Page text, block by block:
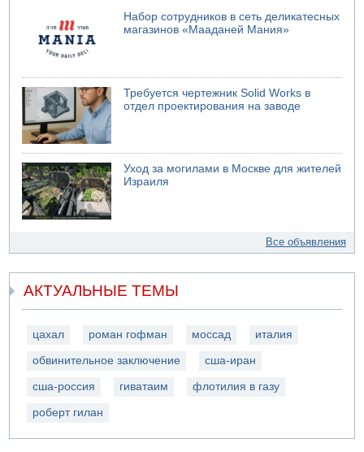
Набор сотрудников в сеть деликатесных
магазинов «Мааданей Мания»
Требуется чертежник Solid Works в
отдел проектирования на заводе
Уход за могилами в Москве для жителей
Израиля
Все объявления
АКТУАЛЬНЫЕ ТЕМЫ
цахал роман гофман моссад италия
обвинительное заключение сша-иран
сша-россия гиватаим флотилия в газу
роберт гилан